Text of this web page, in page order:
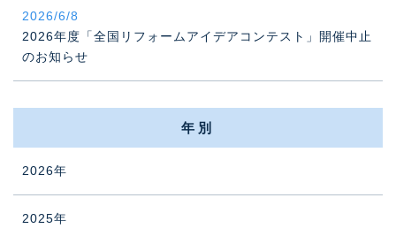
2026/6/8
2026年度「全国リフォームアイデアコンテスト」開催中止
のお知らせ
年別
2026年
2025年